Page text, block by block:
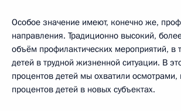
Особое значение имеют, конечно же,
направления. Традиционно высокий,
объём профилактических мероприятий, в
детей в трудной жизненной ситуации. В
процентов детей мы охватили
процентов детей в новых субъектах.